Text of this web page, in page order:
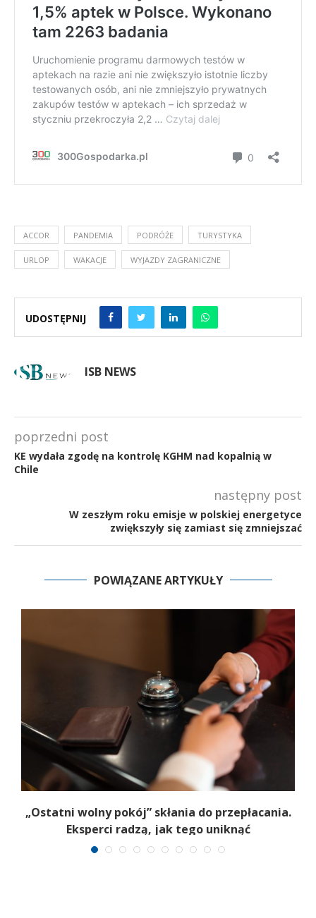
ACCOR PANDEMIA PODRÓŻE TURYSTYKA
URLOP WAKACJE WYJAZDY ZAGRANICZNE
UDOSTĘPNIJ
ISB NEWS
poprzedni post
KE wydała zgodę na kontrolę KGHM nad kopalnią w
Chile
następny post
W zeszłym roku emisje w polskiej energetyce
zwiększyły się zamiast się zmniejszać
POWIĄZANE ARTYKUŁY
„Ostatni wolny pokój” skłania do przepłacania.
Eksperci radzą, jak tego uniknąć